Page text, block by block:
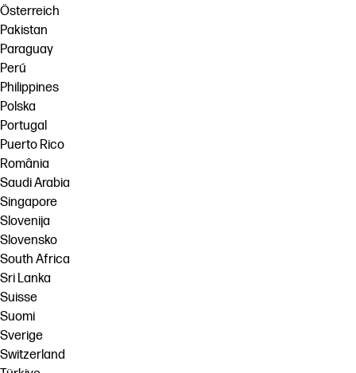
Österreich
Pakistan
Paraguay
Perú
Philippines
Polska
Portugal
Puerto Rico
România
Saudi Arabia
Singapore
Slovenija
Slovensko
South Africa
Sri Lanka
Suisse
Suomi
Sverige
Switzerland